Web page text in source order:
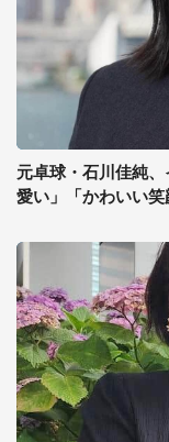
元卓球・石川佳純
愛い」「かわいい